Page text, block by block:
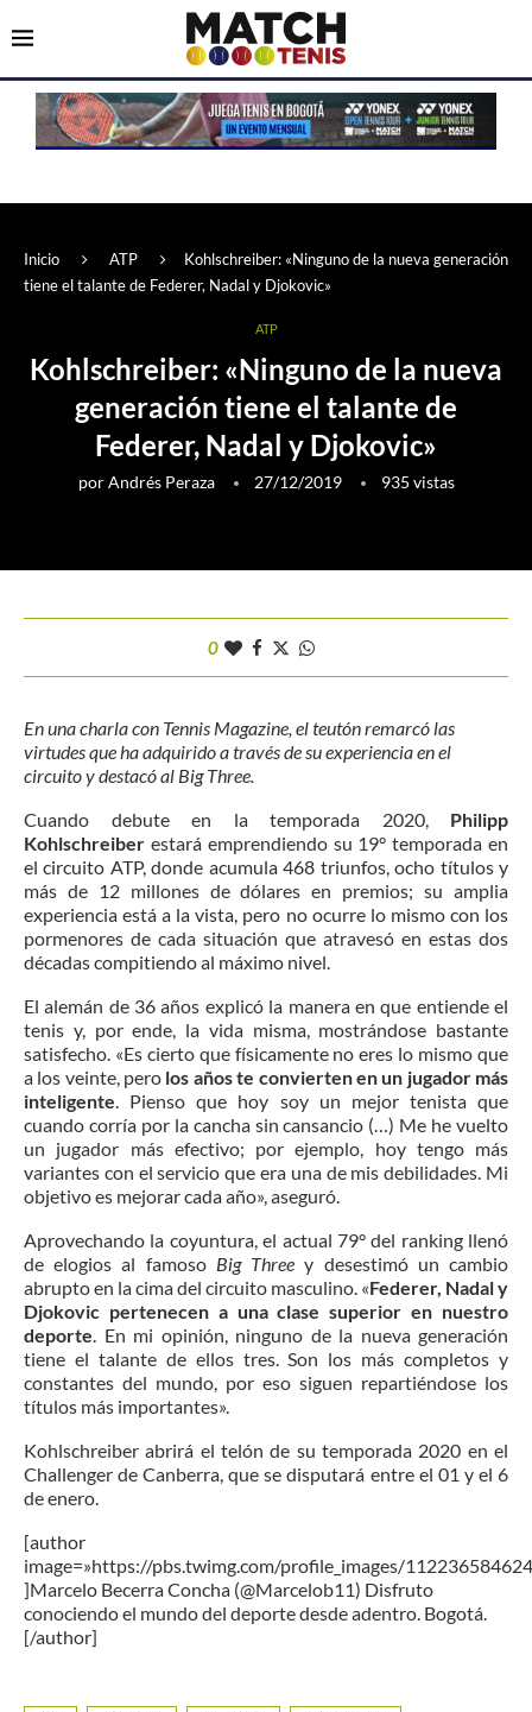
Inicio ATP
Kohlschreiber: «Ninguno de la nueva generación
tiene el talante de Federer, Nadal y Djokovic»
ATP
Kohlschreiber: «Ninguno de la nueva
generación tiene el talante de
Federer, Nadal y Djokovic»
porAndrés Peraza 27/12/2019 935 vistas
0
En una charla con Tennis Magazine, el teutón remarcó las
virtudes que ha adquirido a través de su experiencia en el
circuito y destacó al Big Three.
Cuando debute en la temporada 2020, Philipp
Kohlschreiber estará emprendiendo su 19° temporada en
el circuito ATP, donde acumula 468 triunfos, ocho títulos y
más de 12 millones de dólares en premios; su amplia
experiencia está a la vista, pero no ocurre lo mismo con los
pormenores de cada situación que atravesó en estas dos
décadas compitiendo al máximo nivel.
El alemán de 36 años explicó la manera en que entiende el
tenis y, por ende, la vida misma, mostrándose bastante
satisfecho. «Es cierto que físicamente no eres lo mismo que
a los veinte, pero los años te convierten en un jugador más
inteligente. Pienso que hoy soy un mejor tenista que
cuando corría por la cancha sin cansancio (…) Me he vuelto
un jugador más efectivo; por ejemplo, hoy tengo más
variantes con el servicio que era una de mis debilidades. Mi
objetivo es mejorar cada año», aseguró.
Aprovechando la coyuntura, el actual 79° del ranking llenó
de elogios al famosoBig Three y desestimó un cambio
abrupto en la cima del circuito masculino. «Federer, Nadal y
Djokovic pertenecen a una clase superior en nuestro
deporte. En mi opinión, ninguno de la nueva generación
tiene el talante de ellos tres. Son los más completos y
constantes del mundo, por eso siguen repartiéndose los
títulos más importantes».
Kohlschreiber abrirá el telón de su temporada 2020 en el
Challenger de Canberra, que se disputará entre el 01 y el 6
de enero.
[author
image=»https://pbs.twimg.com/profile_images/
]Marcelo Becerra Concha (@Marcelob11) Disfruto
conociendo el mundo del deporte desde adentro. Bogotá.
[/author]